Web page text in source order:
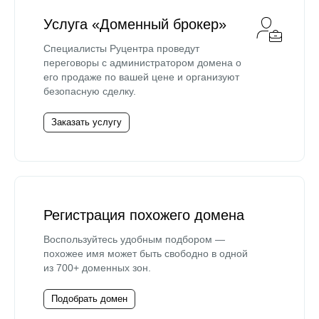
Услуга «Доменный брокер»
Специалисты Руцентра проведут
переговоры с администратором домена о
его продаже по вашей цене и организуют
безопасную сделку.
Заказать услугу
Регистрация похожего домена
Воспользуйтесь удобным подбором —
похожее имя может быть свободно в одной
из 700+ доменных зон.
Подобрать домен